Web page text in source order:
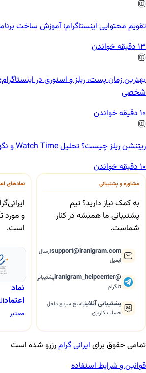
تقویم محتوایی اینستاگرام؛ آموزش ساخت برنامه ۳۰
13 دقیقه خواندن
بهترین زمان پست، ریلز و استوری در
شخصی
10 دقیقه خواندن
ریتِنشن ریلز چیست؟ تحلیل Watch Time و نگهداشت مخاطب
10 دقیقه خواندن
مشاوره و پشتیبانی
به کمک نیاز دارید؟ تیم
پشتیبانی ما همیشه در کنار
شماست.
support@iranigram.comارسال
ایمیل
@iranigram_helpcenter
پشتیبانی
تلگرام
پشتیبانی آنلاینپاسخ سریع داخل
حساب کاربری
نمادهای
و مورد
است.
نماد
اعتماد
معتبر
تمامی حقوق برایایرانی گرامرزرو شده است
قوانین و شرایط استفاده